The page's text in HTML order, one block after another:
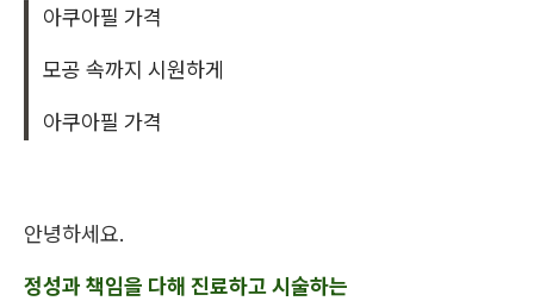
아쿠아필 가격
모공 속까지 시원하게
아쿠아필 가격
안녕하세요.
정성과 책임을 다해 진료하고 시술하는